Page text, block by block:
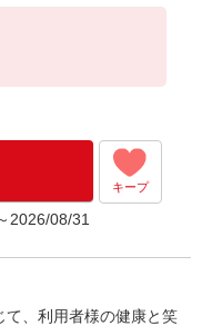
決定します。
キープ
2026/08/31
て、利用者様の健康と笑